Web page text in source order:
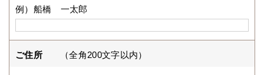
例）船橋 一太郎
ご住所 （全角200文字以内）